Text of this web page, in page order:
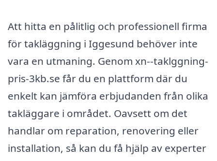
Att hitta en pålitlig och professionell firma
för takläggning i Iggesund behöver inte
vara en utmaning. Genom xn--taklggning-
pris-3kb.se får du en plattform där du
enkelt kan jämföra erbjudanden från olika
takläggare i området. Oavsett om det
handlar om reparation, renovering eller
installation, så kan du få hjälp av experter